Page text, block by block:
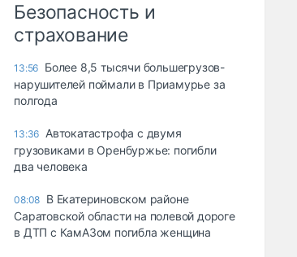
Безопасность и
страхование
13:56 Более 8,5 тысячи большегрузов-
нарушителей поймали в Приамурье за
полгода
13:36 Автокатастрофа с двумя
грузовиками в Оренбуржье: погибли
два человека
08:08 В Екатериновском районе
Саратовской области на полевой дороге
в ДТП с КамАЗом погибла женщина